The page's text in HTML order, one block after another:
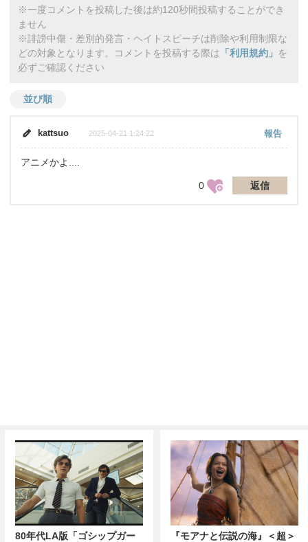
※一度コメントを投稿した後は約120秒間投稿することができ
ません
※誹謗中傷・差別的発言・ヘイトスピーチは削除や利用制限な
どの対象となります。コメントを投稿する際は 「利用規約」 を
必ずご確認ください
並び順
報告
kattsuo 2025-04-21 1:24:22
アニメかよ....
0 返信
80年代LA版「ゴシップガー
『モアナと伝説の海』＜超＞